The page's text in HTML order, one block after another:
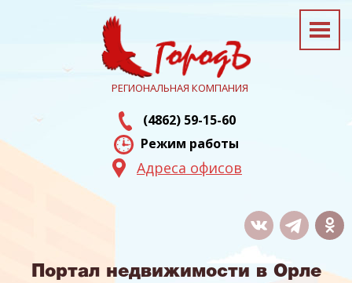
РЕГИОНАЛЬНАЯ КОМПАНИЯ
(4862) 59-15-60
Режим работы
Адреса офисов
Портал недвижимости в Орле